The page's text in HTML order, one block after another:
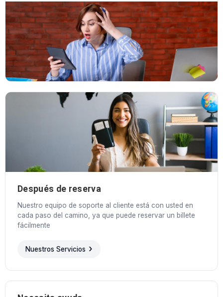
Después de reserva
Nuestro equipo de soporte al cliente está con usted en
cada paso del camino, ya que puede reservar un billete
fácilmente
Nuestros Servicios